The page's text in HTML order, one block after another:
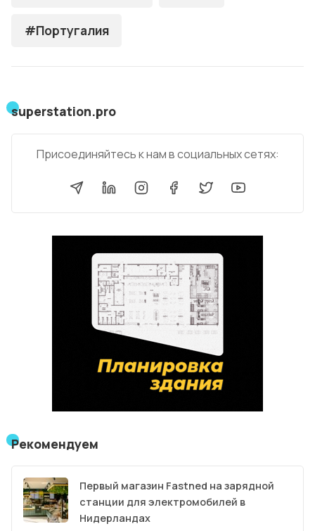
#Португалия
superstation.pro
Присоединяйтесь к нам в социальных сетях:
Рекомендуем
Первый магазин Fastned на зарядной
станции для электромобилей в
Нидерландах